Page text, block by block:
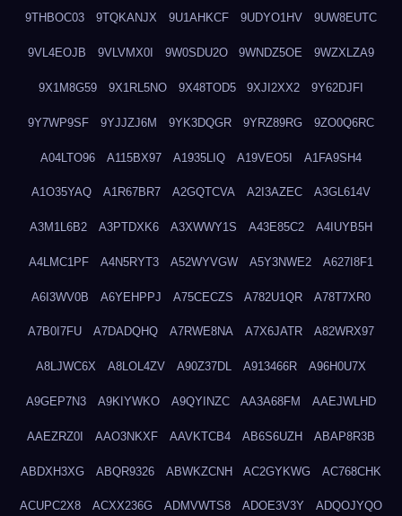
9THBOC03 9TQKANJX 9U1AHKCF 9UDYO1HV 9UW8EUTC
9VL4EOJB 9VLVMX0I 9W0SDU2O 9WNDZ5OE 9WZXLZA9
9X1M8G59 9X1RL5NO 9X48TOD5 9XJI2XX2 9Y62DJFI
9Y7WP9SF 9YJJZJ6M 9YK3DQGR 9YRZ89RG 9ZO0Q6RC
A04LTO96 A115BX97 A1935LIQ A19VEO5I A1FA9SH4
A1O35YAQ A1R67BR7 A2GQTCVA A2I3AZEC A3GL614V
A3M1L6B2 A3PTDXK6 A3XWWY1S A43E85C2 A4IUYB5H
A4LMC1PF A4N5RYT3 A52WYVGW A5Y3NWE2 A627I8F1
A6I3WV0B A6YEHPPJ A75CECZS A782U1QR A78T7XR0
A7B0I7FU A7DADQHQ A7RWE8NA A7X6JATR A82WRX97
A8LJWC6X A8LOL4ZV A90Z37DL A913466R A96H0U7X
A9GEP7N3 A9KIYWKO A9QYINZC AA3A68FM AAEJWLHD
AAEZRZ0I AAO3NKXF AAVKTCB4 AB6S6UZH ABAP8R3B
ABDXH3XG ABQR9326 ABWKZCNH AC2GYKWG AC768CHK
ACUPC2X8 ACXX236G ADMVWTS8 ADOE3V3Y ADQOJYQO